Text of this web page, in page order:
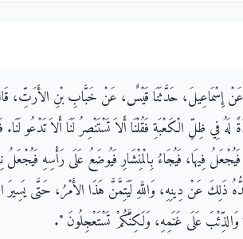
إِسْمَاعِيلَ، حَدَّثَنَا قَيْسٌ، عَنْ خَبَّابِ بْنِ الأَرَتِّ،
لَهُ فِي ظِلِّ الْكَعْبَةِ فَقُلْنَا أَلاَ تَسْتَنْصِرُ لَنَا أَلاَ تَدْعُو
فِيهَا، فَيُجَاءُ بِالْمِنْشَارِ فَيُوضَعُ عَلَى رَأْسِهِ
ذَلِكَ عَنْ دِينِهِ، وَاللَّهِ لَيَتِمَّنَّ هَذَا الأَمْرُ، حَتَّى
عَلَى غَنَمِهِ، وَلَكِنَّكُمْ تَسْتَعْجِلُونَ ‏"‏‏.‏